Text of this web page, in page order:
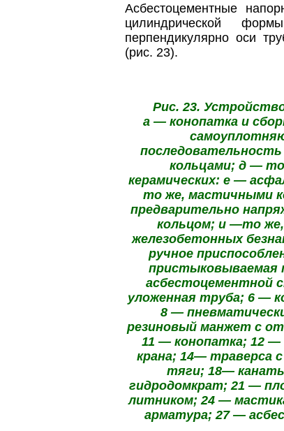
Асбестоцементные
цилиндрической
перпендикулярно оси
(рис. 23).
Рис. 23.
а — конопатка и
кольцами; д — то
керамических: е —
то же, мастичными
предварительно
кольцом; и —то
железобетонных
ручное
пристыковываемая
асбестоцементной
уложенная труба; 6 —
8 —
резиновый манжет с
11 — конопатка; 12
крана; 14— траверса
тяги; 18—
гидродомкрат; 21 —
литником; 24 —
арматура; 27 —